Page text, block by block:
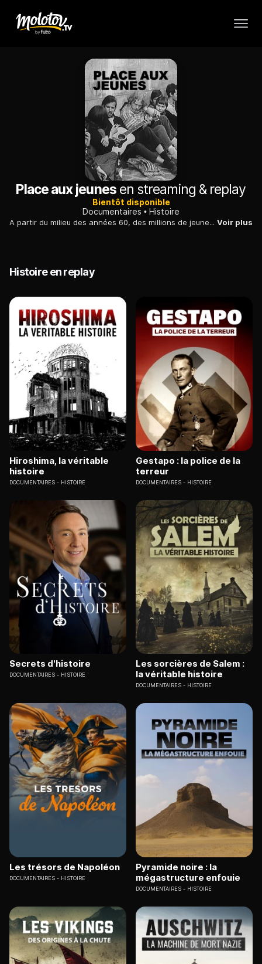
Place aux jeunesen streaming & replay
Bientôt disponible
Documentaires
Histoire
A partir du milieu des années 60, des millions de jeunes occidentaux ont rêvé de prendre «la route des Indes» : zoom sur les raisons d'une telle migration. Voir plus
Histoire en replay
Hiroshima, la véritable
histoire
DOCUMENTAIRES HISTOIRE
Gestapo : la police de la
terreur
DOCUMENTAIRES HISTOIRE
Secrets d'histoire
DOCUMENTAIRES HISTOIRE
Les sorcières de Salem :
la véritable histoire
DOCUMENTAIRES HISTOIRE
Les trésors de Napoléon
DOCUMENTAIRES HISTOIRE
Pyramide noire : la
mégastructure enfouie
DOCUMENTAIRES HISTOIRE